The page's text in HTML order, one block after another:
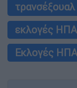
τρανσέξουαλ
εκλογές ΗΠΑ
Εκλογές